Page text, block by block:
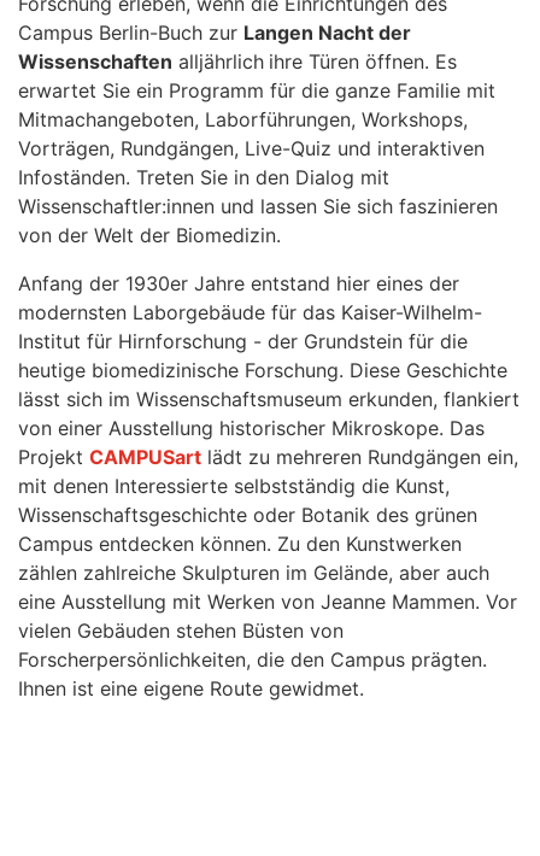
Campus Berlin-Buch zur Langen Nacht der
Wissenschaften alljährlich ihre Türen öffnen. Es
erwartet Sie ein Programm für die ganze Familie mit
Mitmachangeboten, Laborführungen, Workshops,
Vorträgen, Rundgängen, Live-Quiz und interaktiven
Infoständen. Treten Sie in den Dialog mit
Wissenschaftler:innen und lassen Sie sich faszinieren
von der Welt der Biomedizin.
Anfang der 1930er Jahre entstand hier eines der
modernsten Laborgebäude für das Kaiser-Wilhelm-
Institut für Hirnforschung - der Grundstein für die
heutige biomedizinische Forschung. Diese Geschichte
lässt sich im Wissenschaftsmuseum erkunden, flankiert
von einer Ausstellung historischer Mikroskope. Das
Projekt CAMPUSart lädt zu mehreren Rundgängen ein,
mit denen Interessierte selbstständig die Kunst,
Wissenschaftsgeschichte oder Botanik des grünen
Campus entdecken können. Zu den Kunstwerken
zählen zahlreiche Skulpturen im Gelände, aber auch
eine Ausstellung mit Werken von Jeanne Mammen. Vor
vielen Gebäuden stehen Büsten von
Forscherpersönlichkeiten, die den Campus prägten.
Ihnen ist eine eigene Route gewidmet.